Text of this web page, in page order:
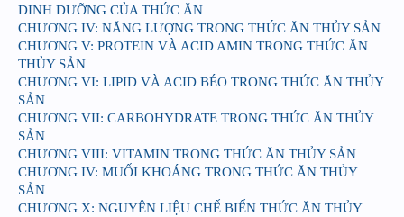
DINH DƯỠNG CỦA THỨC ĂN
CHƯƠNG IV: NĂNG LƯỢNG TRONG THỨC ĂN THỦY SẢN
CHƯƠNG V: PROTEIN VÀ ACID AMIN TRONG THỨC ĂN
THỦY SẢN
CHƯƠNG VI: LIPID VÀ ACID BÉO TRONG THỨC ĂN THỦY
SẢN
CHƯƠNG VII: CARBOHYDRATE TRONG THỨC ĂN THỦY
SẢN
CHƯƠNG VIII: VITAMIN TRONG THỨC ĂN THỦY SẢN
CHƯƠNG IV: MUỐI KHOÁNG TRONG THỨC ĂN THỦY
SẢN
CHƯƠNG X: NGUYÊN LIỆU CHẾ BIẾN THỨC ĂN THỦY